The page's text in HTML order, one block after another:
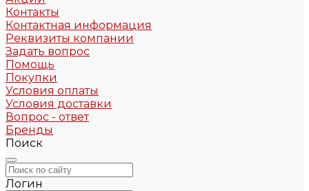
Контакты
Контактная информация
Реквизиты компании
Задать вопрос
Помощь
Покупки
Условия оплаты
Условия доставки
Вопрос - ответ
Бренды
Поиск
Логин